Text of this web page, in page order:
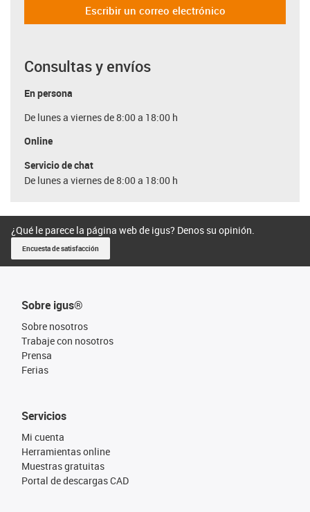
Escribir un correo electrónico
Consultas y envíos
En persona
De lunes a viernes de 8:00 a 18:00 h
Online
Servicio de chat
De lunes a viernes de 8:00 a 18:00 h
¿Qué le parece la página web de igus? Denos su opinión.
Encuesta de satisfacción
Sobre igus®
Sobre nosotros
Trabaje con nosotros
Prensa
Ferias
Servicios
Mi cuenta
Herramientas online
Muestras gratuitas
Portal de descargas CAD